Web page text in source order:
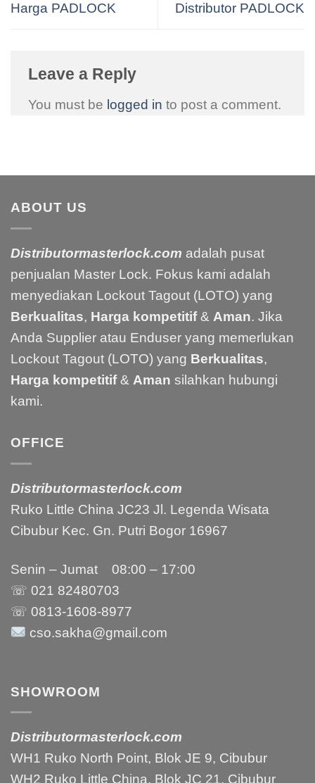
Harga PADLOCK Distributor PADLOCK
Leave a Reply
You must be logged in to post a comment.
ABOUT US
Distributormasterlock.com adalah pusat
penjualan Master Lock. Fokus kami adalah
menyediakan Lockout Tagout (LOTO) yang
Berkualitas, Harga kompetitif& Aman. Jika
Anda Supplier atau Enduser yang memerlukan
Lockout Tagout (LOTO) yang Berkualitas,
Harga kompetitif& Aman silahkan hubungi
kami.
OFFICE
Distributormasterlock.com
Ruko Little China JC23 Jl. Legenda Wisata
Cibubur Kec. Gn. Putri Bogor 16967
Senin – Jumat 08:00 – 17:00
☏ 021 82480703
☏ 0813-1608-8977
cso.sakha@gmail.com
SHOWROOM
Distributormasterlock.com
WH1 Ruko North Point, Blok JE 9, Cibubur
WH2 Ruko Little China, Blok JC 21, Cibubur